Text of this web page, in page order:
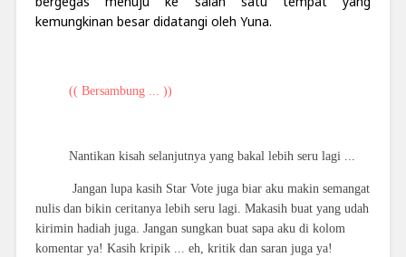
kemungkinan besar didatangi oleh Yuna.
(( Bersambung ... ))
Nantikan kisah selanjutnya yang bakal lebih seru lagi ...
Jangan lupa kasih Star Vote juga biar aku makin semangat
nulis dan bikin ceritanya lebih seru lagi. Makasih buat yang udah
kirimin hadiah juga. Jangan sungkan buat sapa aku di kolom
komentar ya! Kasih kripik ... eh, kritik dan saran juga ya!